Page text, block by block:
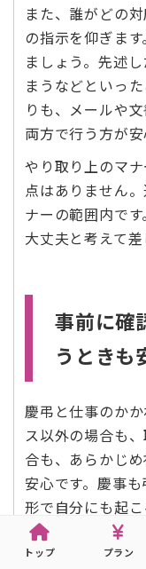
トップ プラン
また、誰がどの
の指示を仰ぎま
ましょう。先述
まうなどといっ
りも、メールや
両方で行う方が安
やり取り上のマ
点はありません
ナーの範囲内で
大丈夫と考えて差
事前に確
うときも
慶弔と仕事のか
ス以外の場合も
合も、あらかじ
安心です。慶事
形で自分にも起
め、基本的な知
長野県の佐久・